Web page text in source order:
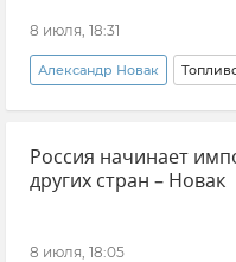
8 июля, 18:31
Александр Новак
Топливо в Крыму
Севастополь Крым
Россия начинает
других стран – Новак
8 июля, 18:05